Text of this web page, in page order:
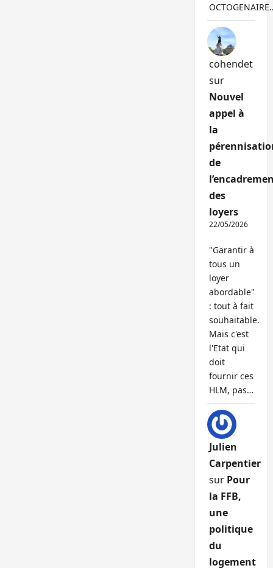
cohendet
sur
Nouvel
appel à
la
de
des
loyers
22/05/2026
"Garantir à
tous un
loyer
abordable"
: tout à fait
souhaitable.
Mais c'est
l'Etat qui
doit
fournir ces
HLM, pas…
Julien
Carpentier
sur Pour
la FFB,
une
politique
du
logement